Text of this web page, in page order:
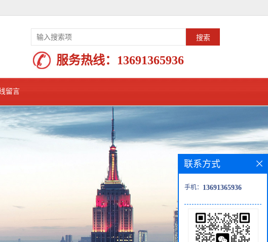
服务热线： 13691365936
留言
联系方式
手机： 13691365936